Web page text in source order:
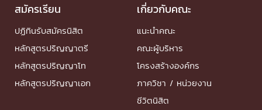
สมัครเรียน
ปฏิทินรับสมัครนิสิต
หลักสูตรปริญญาตรี
หลักสูตรปริญญาโท
หลักสูตรปริญญาเอก
เกี่ยวกับคณะ
แนะนำคณะ
คณะผู้บริหาร
โครงสร้างองค์กร
ภาควิชา / หน่วยงาน
ชีวิตนิสิต